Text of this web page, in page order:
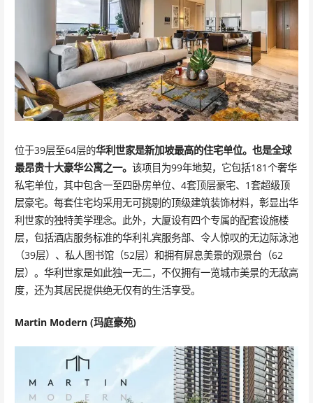
位于39层至64层的华利世家是新加坡最高的住宅单位。也是全球
最昂贵十大豪华公寓之一。 该项目为99年地契，它包括181个奢华
私宅单位，其中包含一至四卧房单位、4套顶层豪宅、1套超级顶
层豪宅。每套住宅均采用无可挑剔的顶级建筑装饰材料，彰显出华
利世家的独特美学理念。此外，大厦设有四个专属的配套设施楼
层，包括酒店服务标准的华利礼宾服务部、令人惊叹的无边际泳池
（39层）、私人图书馆（52层）和拥有屏息美景的观景台（62
层）。华利世家是如此独一无二，不仅拥有一览城市美景的无敌高
度，还为其居民提供绝无仅有的生活享受。
Martin Modern (玛庭豪苑)